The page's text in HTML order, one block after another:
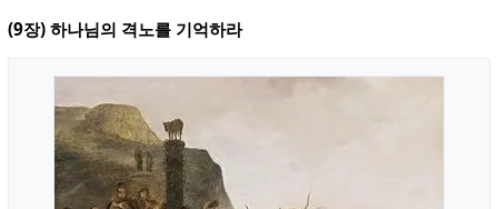
(9장) 하나님의 격노를 기억하라